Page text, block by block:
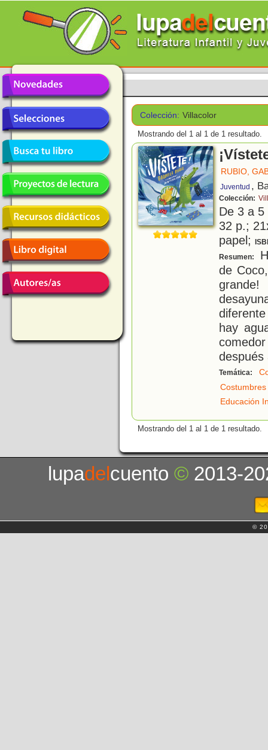
Colección: Villacolor
Mostrando del 1 al 1 de 1 resultado.
RUBIO,
Juventud ,
Colección:
De 3 a
32 p.;
papel;
Resumen:
de
hay
después
Temática:
Costumbres
Educación
Mostrando del 1 al 1 de 1 resultado.
lupadelcuento© 2013-
©